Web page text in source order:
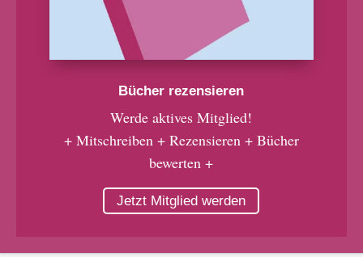
Bücher rezensieren
Werde aktives Mitglied!
+ Mitschreiben + Rezensieren + Bücher
bewerten +
Jetzt Mitglied werden